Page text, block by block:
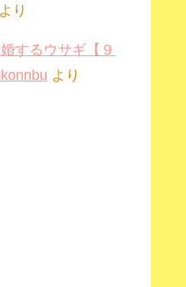
より
するウサギ【９
より